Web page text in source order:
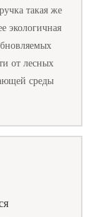
такая же
экологичная
от лесных
среды